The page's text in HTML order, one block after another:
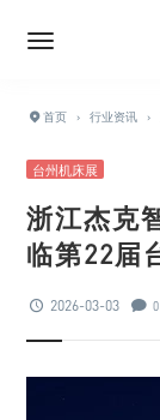
首页 › 行业资讯 ›
台州机床展
浙江杰克
临第22届
2026-03-03 0